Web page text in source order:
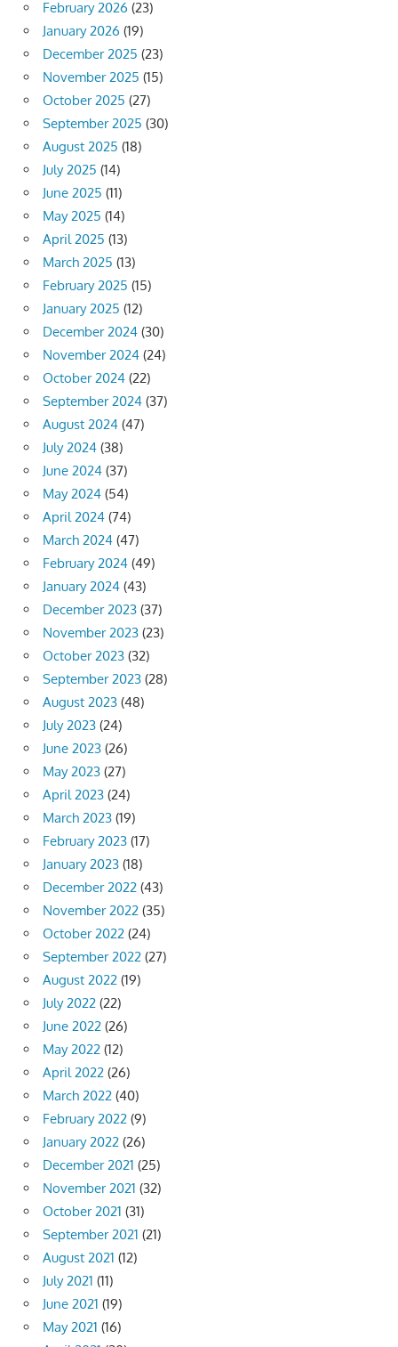
February 2026 (23)
January 2026 (19)
December 2025 (23)
November 2025 (15)
October 2025 (27)
September 2025 (30)
August 2025 (18)
July 2025 (14)
June 2025 (11)
May 2025 (14)
April 2025 (13)
March 2025 (13)
February 2025 (15)
January 2025 (12)
December 2024 (30)
November 2024 (24)
October 2024 (22)
September 2024 (37)
August 2024 (47)
July 2024 (38)
June 2024 (37)
May 2024 (54)
April 2024 (74)
March 2024 (47)
February 2024 (49)
January 2024 (43)
December 2023 (37)
November 2023 (23)
October 2023 (32)
September 2023 (28)
August 2023 (48)
July 2023 (24)
June 2023 (26)
May 2023 (27)
April 2023 (24)
March 2023 (19)
February 2023 (17)
January 2023 (18)
December 2022 (43)
November 2022 (35)
October 2022 (24)
September 2022 (27)
August 2022 (19)
July 2022 (22)
June 2022 (26)
May 2022 (12)
April 2022 (26)
March 2022 (40)
February 2022 (9)
January 2022 (26)
December 2021 (25)
November 2021 (32)
October 2021 (31)
September 2021 (21)
August 2021 (12)
July 2021 (11)
June 2021 (19)
May 2021 (16)